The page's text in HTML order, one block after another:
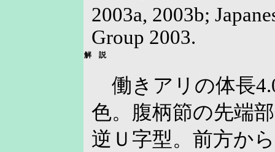
2003a, 2003b;
Group 2003.
解 説
働きアリの体長
色。腹柄節の先端
逆Ｕ字型。前方か